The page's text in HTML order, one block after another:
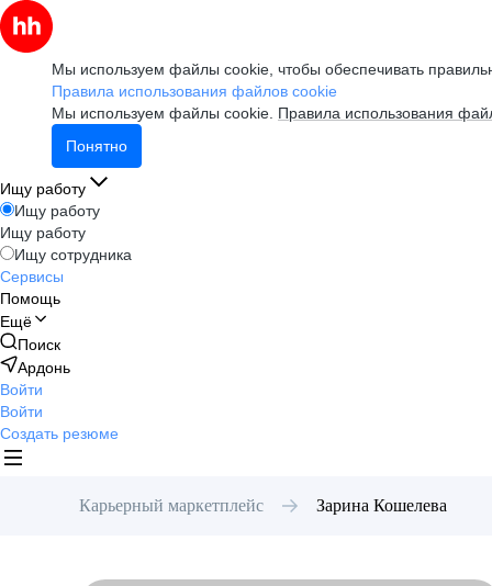
Мы используем файлы cookie, чтобы обеспечивать
Правила использования файлов cookie
Мы используем файлы cookie. Правила использования
Понятно
Ищу работу
Ищу работу
Ищу работу
Ищу сотрудника
Сервисы
Помощь
Ещё
Поиск
Ардонь
Войти
Войти
Создать резюме
Карьерный маркетплейс Зарина Кошелева